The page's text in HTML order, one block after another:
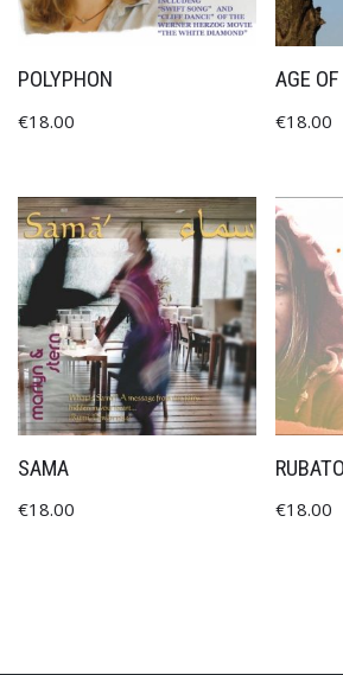
POLYPHON
€18.00
AGE
€18.00
SAMA
€18.00
RUBATO
€18.00